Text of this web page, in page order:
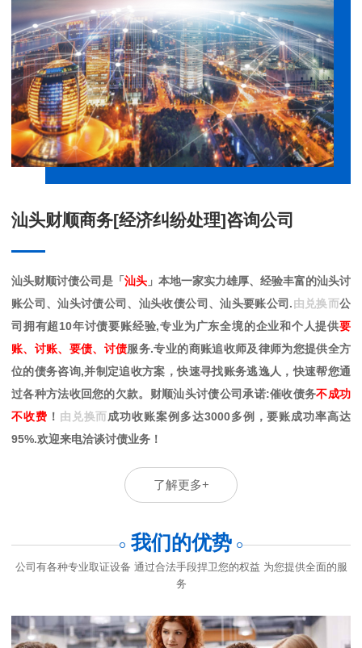
汕头财顺商务[经济纠纷处理]咨询公司
汕头财顺讨债公司是「 汕头 」本地一家实力雄厚、经验丰富的汕头讨
账公司、汕头讨债公司、汕头收债公司、汕头要账公司.由兑换而公
司拥有超10年讨债要账经验,专业为广东全境的企业和个人提供要
账、讨账、要债、讨债服务.专业的商账追收师及律师为您提供全方
位的债务咨询,并制定追收方案，快速寻找账务逃逸人，快速帮您通
过各种方法收回您的欠款。财顺汕头讨债公司承诺:催收债务不成功
不收费 ！ 由兑换而成功收账案例多达3000多例，要账成功率高达
95%.欢迎来电洽谈讨债业务！
了解更多+
我们的优势
公司有各种专业取证设备 通过合法手段捍卫您的权益 为您提供全面的服
务